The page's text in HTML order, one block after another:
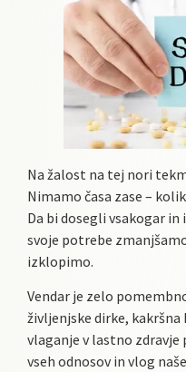
Na žalost na tej nori
Nimamo časa zase –
Da bi dosegli vsakogar
svoje potrebe
izklopimo.
Vendar je zelo
življenjske dirke, kakršna
vlaganje v lastno zdravje
vseh odnosov in vlog